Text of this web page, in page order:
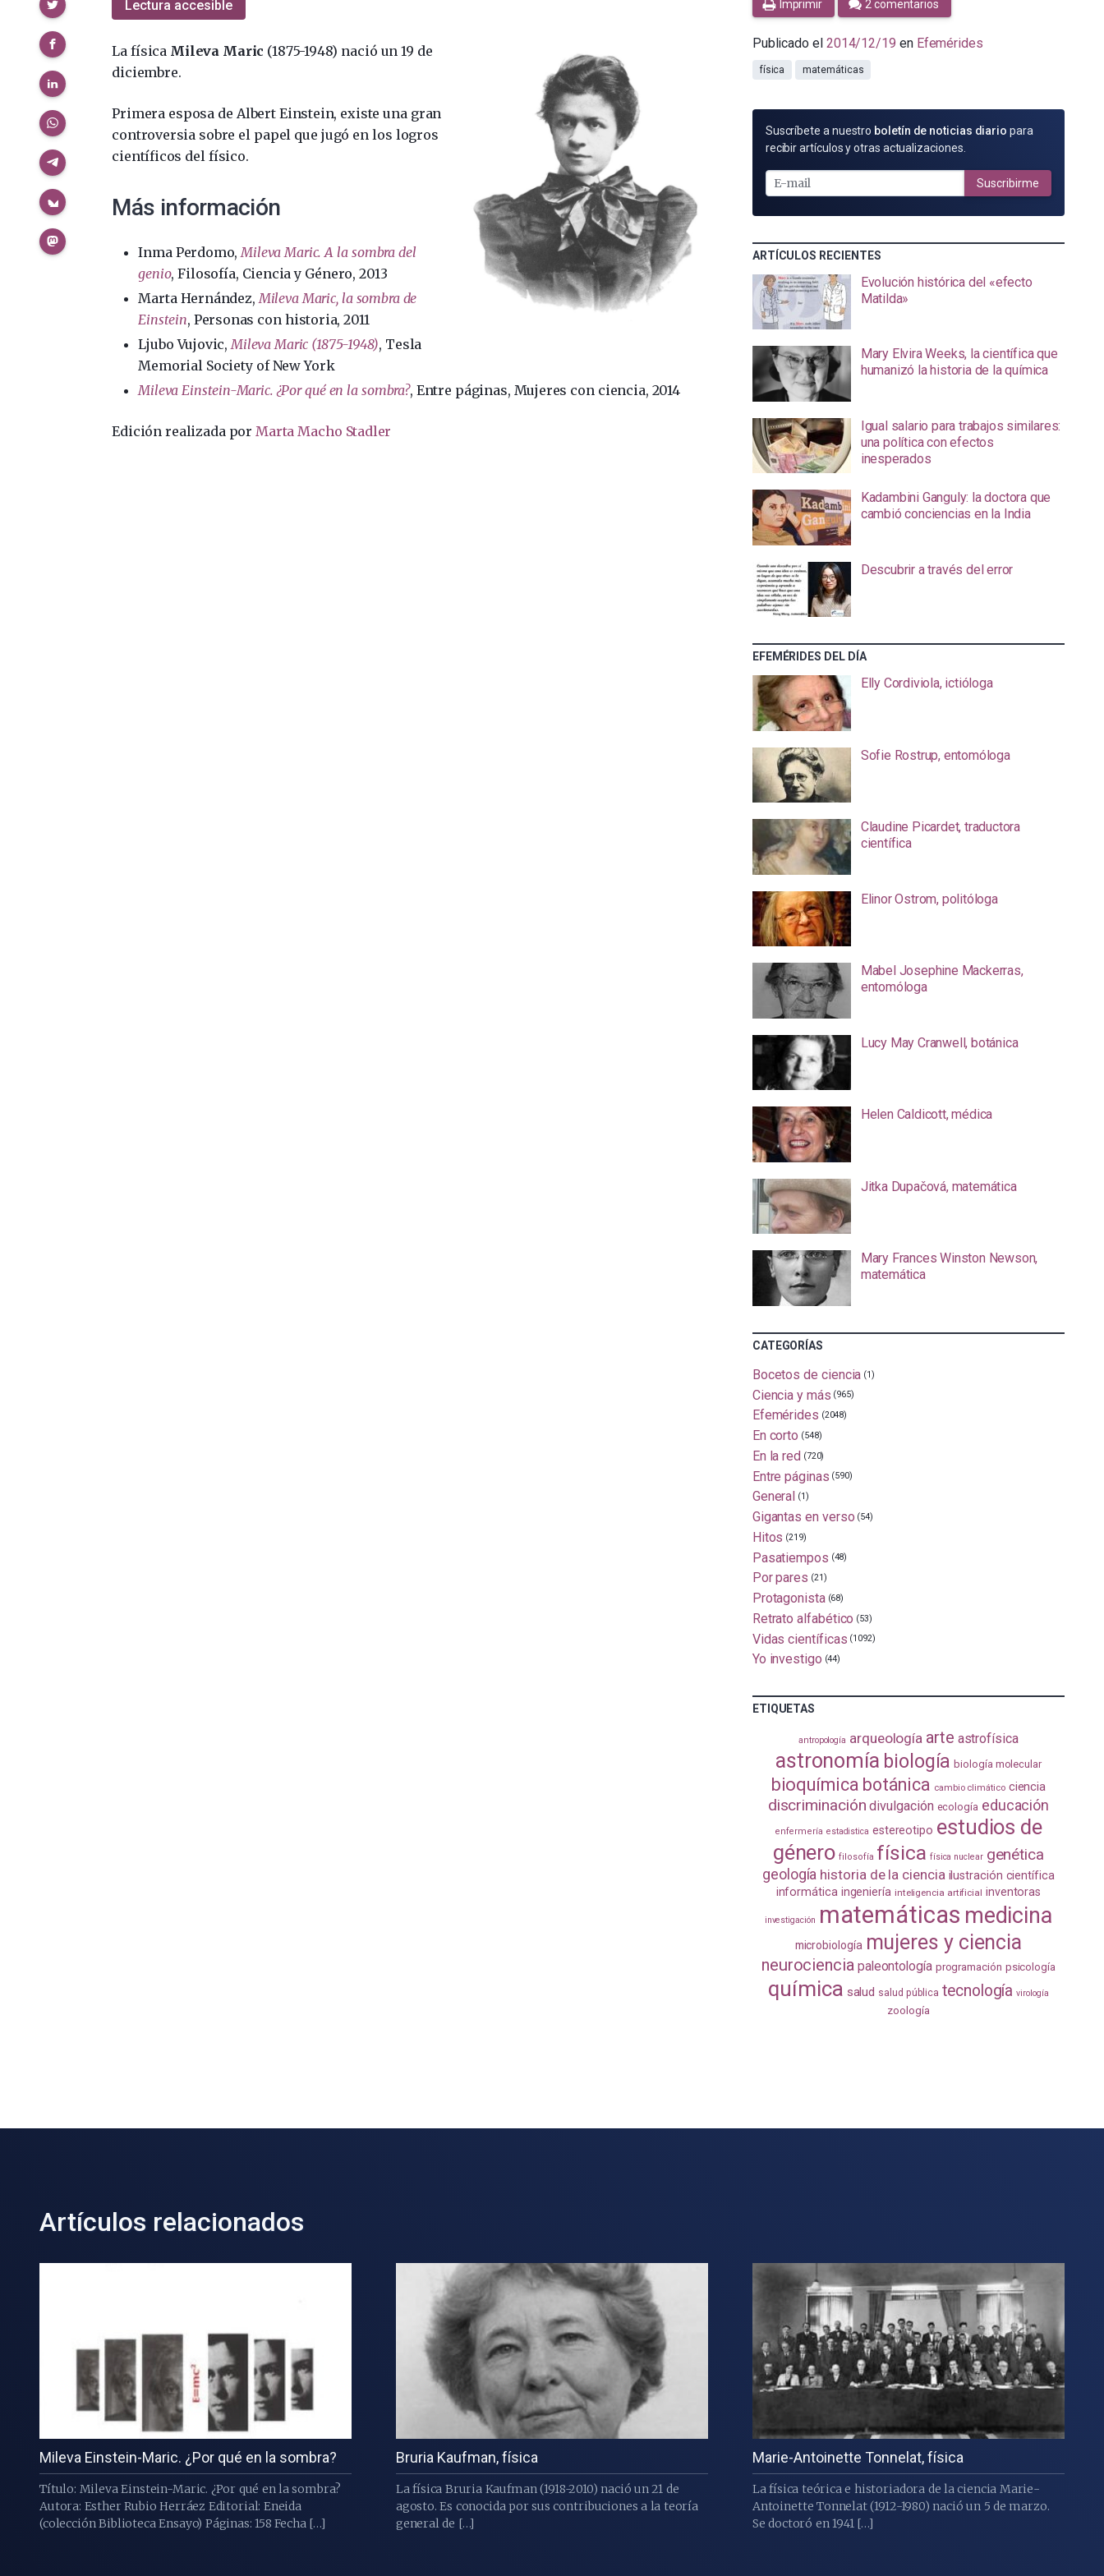
Lectura accesible
La física Mileva Maric (1875-1948) nació un 19 de
diciembre.
Primera esposa de Albert Einstein, existe una gran
controversia sobre el papel que jugó en los logros
científicos del físico.
Más información
Inma Perdomo, Mileva Maric. A la sombra del
genio, Filosofía, Ciencia y Género, 2013
Marta Hernández, Mileva Maric, la sombra de
Einstein, Personas con historia, 2011
Ljubo Vujovic, Mileva Maric (1875-1948), Tesla
Memorial Society of New York
Mileva Einstein-Maric. ¿Por qué en la sombra?, Entre páginas, Mujeres con ciencia, 2014
Edición realizada por Marta Macho Stadler
Imprimir 2 comentarios
Publicado el 2014/12/19 en Efemérides
física matemáticas
SUSCRÍBETE
POR
MAIL
Suscríbete a nuestro boletín de noticias diario para
recibir artículos y otras actualizaciones.
Suscribirme
ARTÍCULOS RECIENTES
Evolución histórica del «efecto
Matilda»
Mary Elvira Weeks, la científica que
humanizó la historia de la química
Igual salario para trabajos similares:
una política con efectos
inesperados
Kadambini Ganguly: la doctora que
cambió conciencias en la India
Descubrir a través del error
EFEMÉRIDES DEL DÍA
Elly Cordiviola, ictióloga
Sofie Rostrup, entomóloga
Claudine Picardet, traductora
científica
Elinor Ostrom, politóloga
Mabel Josephine Mackerras,
entomóloga
Lucy May Cranwell, botánica
Helen Caldicott, médica
Jitka Dupačová, matemática
Mary Frances Winston Newson,
matemática
CATEGORÍAS
Bocetos de ciencia (1)
Ciencia y más (965)
Efemérides (2048)
En corto (548)
En la red (720)
Entre páginas (590)
General (1)
Gigantas en verso (54)
Hitos (219)
Pasatiempos (48)
Por pares (21)
Protagonista (68)
Retrato alfabético (53)
Vidas científicas (1092)
Yo investigo (44)
ETIQUETAS
antropología arqueología arte astrofísica
astronomía biología biología molecular
bioquímica botánica cambio climático ciencia
discriminación divulgación ecología educación
enfermería estadistica estereotipo estudios de
género filosofía física física nuclear genética
geología historia de la ciencia ilustración científica
informática ingeniería inteligencia artificial inventoras
investigación matemáticas medicina
microbiología mujeres y ciencia
neurociencia paleontología programación psicología
química salud salud pública tecnología virología
zoología
Artículos relacionados
Mileva Einstein-Maric. ¿Por qué en la sombra?
Título: Mileva Einstein-Maric. ¿Por qué en la sombra?
Autora: Esther Rubio Herráez Editorial: Eneida
(colección Biblioteca Ensayo) Páginas: 158 Fecha […]
Bruria Kaufman, física
La física Bruria Kaufman (1918-2010) nació un 21 de
agosto. Es conocida por sus contribuciones a la teoría
general de […]
Marie-Antoinette Tonnelat, física
La física teórica e historiadora de la ciencia Marie-
Antoinette Tonnelat (1912-1980) nació un 5 de marzo.
Se doctoró en 1941 […]